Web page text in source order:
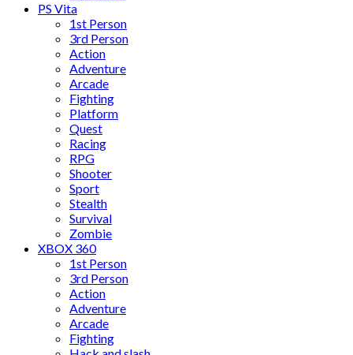
PS Vita
1st Person
3rd Person
Action
Adventure
Arcade
Fighting
Platform
Quest
Racing
RPG
Shooter
Sport
Stealth
Survival
Zombie
XBOX 360
1st Person
3rd Person
Action
Adventure
Arcade
Fighting